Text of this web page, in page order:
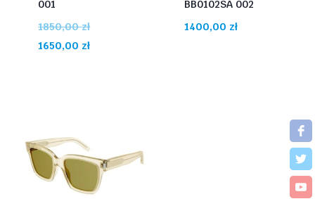
001
1850,00złPierwotna
cena
1650,00 złAktualna
BB0102SA 002
1400,00 zł